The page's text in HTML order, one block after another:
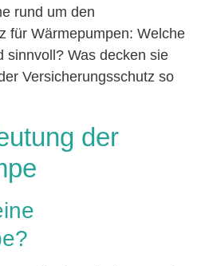
rund um den
für Wärmepumpen: Welche
sinnvoll? Was decken sie
Versicherungsschutz so
der